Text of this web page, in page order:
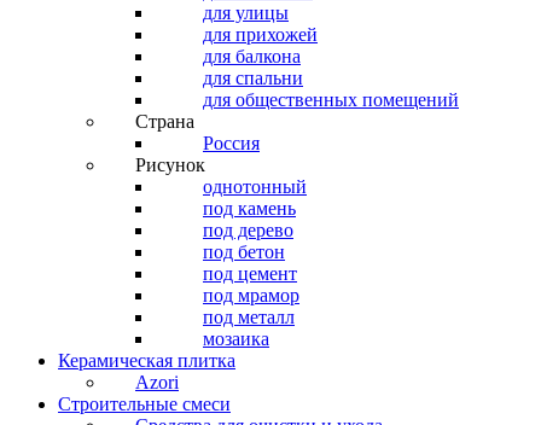
для улицы
для прихожей
для балкона
для спальни
для общественных помещений
Страна
Россия
Рисунок
однотонный
под камень
под дерево
под бетон
под цемент
под мрамор
под металл
мозаика
Керамическая плитка
Azori
Строительные смеси